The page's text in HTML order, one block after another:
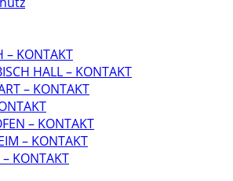
– KONTAKT
HALL – KONTAKT
– KONTAKT
– KONTAKT
– KONTAKT
KONTAKT